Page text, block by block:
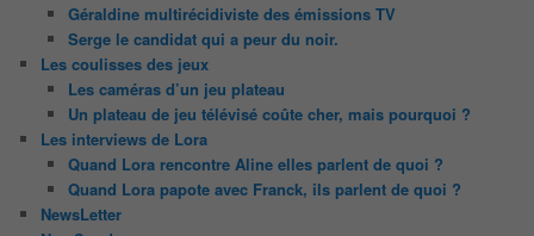
Géraldine multirécidiviste des émissions TV
Serge le candidat qui a peur du noir.
Les coulisses des jeux
Les caméras d’un jeu plateau
Un plateau de jeu télévisé coûte cher, mais pourquoi ?
Les interviews de Lora
Quand Lora rencontre Aline elles parlent de quoi ?
Quand Lora papote avec Franck, ils parlent de quoi ?
NewsLetter